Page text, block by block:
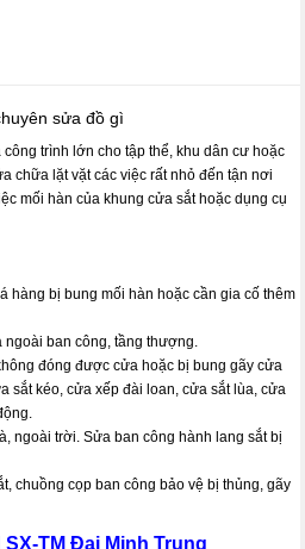
sửa đồ gì
trình lớn cho tập thể, khu dân cư hoặc
chữa lặt vặt các việc rất nhỏ đến tận nơi
mối hàn của khung cửa sắt hoặc dụng cụ
hàng bị bung mối hàn hoặc cần gia cố thêm
ngoài ban công, tầng thượng.
đóng được cửa hoặc bị bung gãy cửa
sắt kéo, cửa xếp đài loan, cửa sắt lùa, cửa
ngoài trời. Sửa ban công hành lang sắt bị
chuồng cọp ban công bảo vệ bị thủng, gãy
TM Đại Minh Trung